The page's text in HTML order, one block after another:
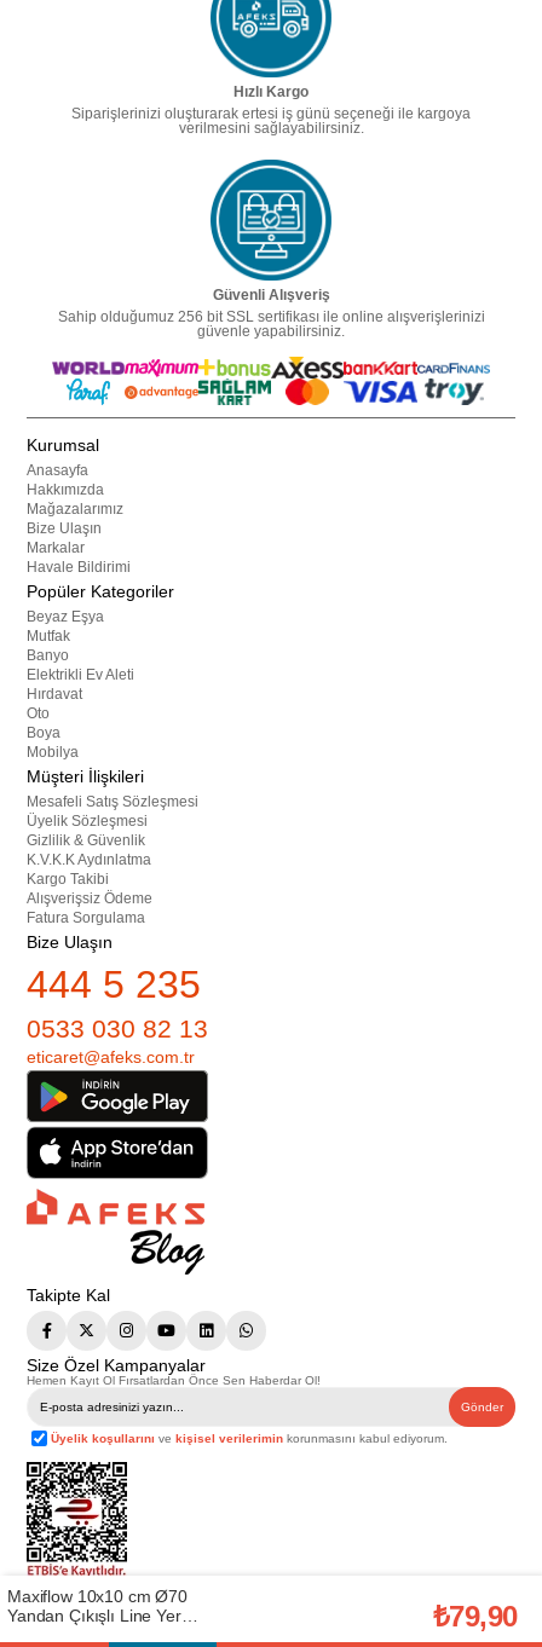
Hızlı Kargo
Siparişlerinizi oluşturarak ertesi iş günü seçeneği ile kargoya
verilmesini sağlayabilirsiniz.
Güvenli Alışveriş
Sahip olduğumuz 256 bit SSL sertifikası ile online alışverişlerinizi
güvenle yapabilirsiniz.
Kurumsal
Anasayfa
Hakkımızda
Mağazalarımız
Bize Ulaşın
Markalar
Havale Bildirimi
Popüler Kategoriler
Beyaz Eşya
Mutfak
Banyo
Elektrikli Ev Aleti
Hırdavat
Oto
Boya
Mobilya
Müşteri İlişkileri
Mesafeli Satış Sözleşmesi
Üyelik Sözleşmesi
Gizlilik & Güvenlik
K.V.K.K Aydınlatma
Kargo Takibi
Alışverişsiz Ödeme
Fatura Sorgulama
Bize Ulaşın
444 5 235
0533 030 82 13
eticaret@afeks.com.tr
Takipte Kal
Size Özel Kampanyalar
Hemen Kayıt Ol Fırsatlardan Önce Sen Haberdar Ol!
Gönder
Üyelik koşullarını vekişisel verilerimin korunmasını kabul ediyorum.
Telif Hakkı © 2026
. Tüm hakları saklıdır.
Bu web sitesindeki tüm ürünler ticari amaçlıdır. Web sitemizde yer alan
görsel ve yazılı içerikler firmamıza ait olup, firmamızın yazılı izni alınmadan
Maxiflow 10x10 cm Ø70
Yandan Çıkışlı Line Yer
₺79,90